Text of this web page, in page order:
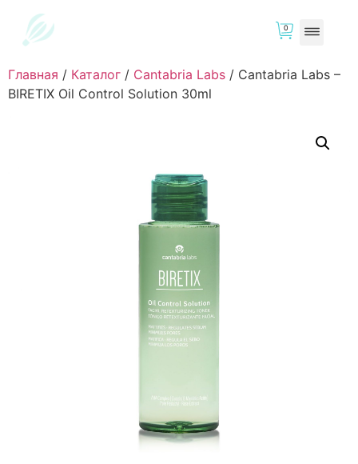
0
Главная / Каталог / Cantabria Labs / Cantabria Labs –
BIRETIX Oil Control Solution 30ml